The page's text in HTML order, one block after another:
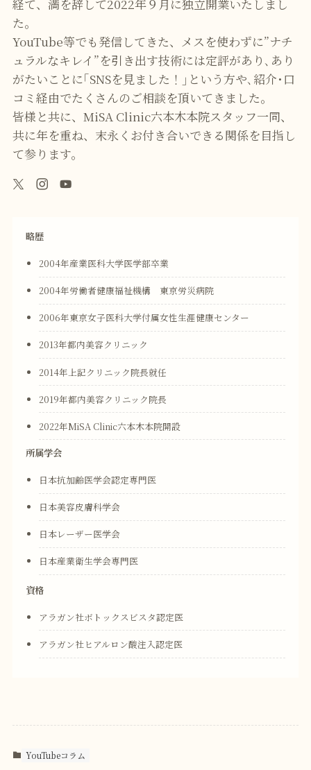
経て、満を辞して2022年９月に独立開業いたしまし
た。
YouTube等でも発信してきた、メスを使わずに”ナチ
ュラルなキレイ”を引き出す技術には定評があり､あり
がたいことに｢SNSを見ました！｣という方や､紹介･口
コミ経由でたくさんのご相談を頂いてきました｡
皆様と共に、MiSA Clinic六本木本院スタッフ一同、
共に年を重ね、末永くお付き合いできる関係を目指し
て参ります。
略歴
2004年産業医科大学医学部卒業
2004年労働者健康福祉機構 東京労災病院
2006年東京女子医科大学付属女性生涯健康センター
2013年都内美容クリニック
2014年上記クリニック院長就任
2019年都内美容クリニック院長
2022年MiSA Clinic六本木本院開設
所属学会
日本抗加齢医学会認定専門医
日本美容皮膚科学会
日本レーザー医学会
日本産業衛生学会専門医
資格
アラガン社ボトックスビスタ認定医
アラガン社ヒアルロン酸注入認定医
YouTubeコラム